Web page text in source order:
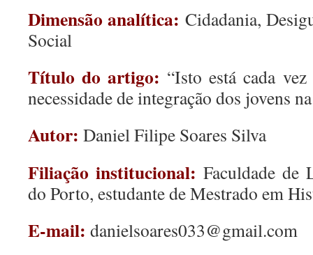
Dimensão analítica: Cidadania,
Social
Título do artigo: “Isto está cada
necessidade de integração dos jovens
Autor: Daniel Filipe Soares Silva
Filiação institucional: Faculdade de
do Porto, estudante de Mestrado em
E-mail: danielsoares033@gmail.com